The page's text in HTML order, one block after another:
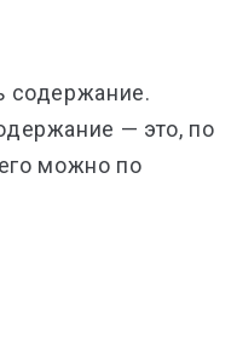
содержание.
— это, по
можно по